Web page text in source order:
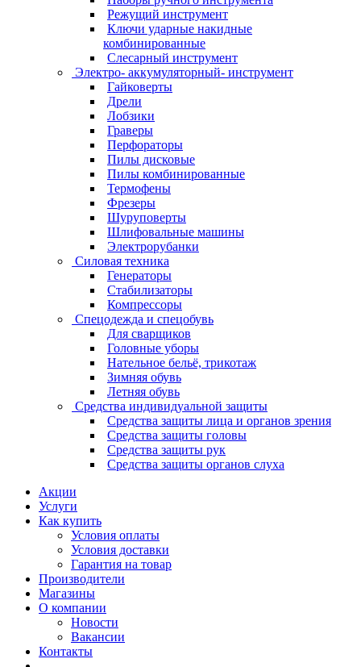
Режущий инструмент
Ключи ударные накидные
комбинированные
Слесарный инструмент
Электро- аккумуляторный- инструмент
Гайковерты
Дрели
Лобзики
Граверы
Перфораторы
Пилы дисковые
Пилы комбинированные
Термофены
Фрезеры
Шуруповерты
Шлифовальные машины
Электрорубанки
Силовая техника
Генераторы
Стабилизаторы
Компрессоры
Спецодежда и спецобувь
Для сварщиков
Головные уборы
Нательное бельё, трикотаж
Зимняя обувь
Летняя обувь
Средства индивидуальной защиты
Средства защиты лица и органов зрения
Средства защиты головы
Средства защиты рук
Средства защиты органов слуха
Акции
Услуги
Как купить
Условия оплаты
Условия доставки
Гарантия на товар
Производители
Магазины
О компании
Новости
Вакансии
Контакты